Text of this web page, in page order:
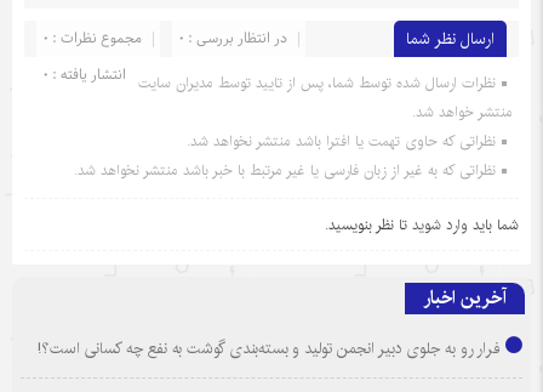
ارسال نظر شما مجموع نظرات : 0
در انتظار بررسی : 0
انتشار یافته : 0 نظرات ارسال شده توسط شما، پس از تایید توسط مدیران سایت
منتشر خواهد شد.
نظراتی که حاوی تهمت یا افترا باشد منتشر نخواهد شد.
نظراتی که به غیر از زبان فارسی یا غیر مرتبط با خبر باشد منتشر نخواهد شد.
شما باید وارد شوید تا نظر بنویسید.
آخرین اخبار
فرار رو به جلوی دبیر انجمن تولید و بسته‌بندی گوشت به نفع چه کسانی است؟!